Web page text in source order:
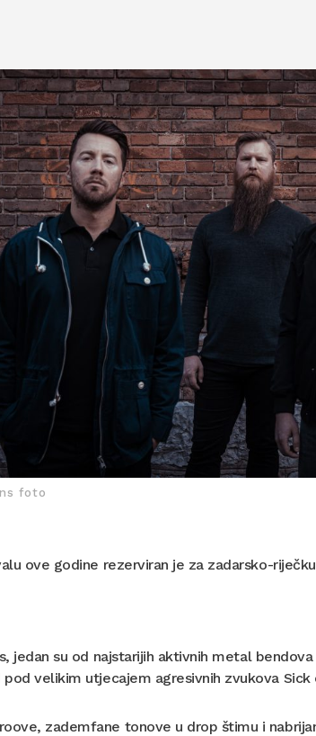
foto
ove godine rezerviran je za zadarsko-
jedan su od najstarijih aktivnih metal
pod velikim utjecajem agresivnih zvukova
zademfane tonove u drop štimu i